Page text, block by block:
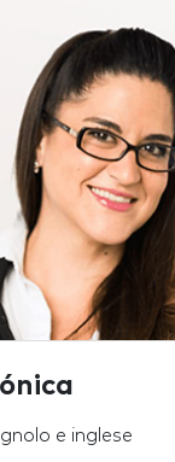
e inglese